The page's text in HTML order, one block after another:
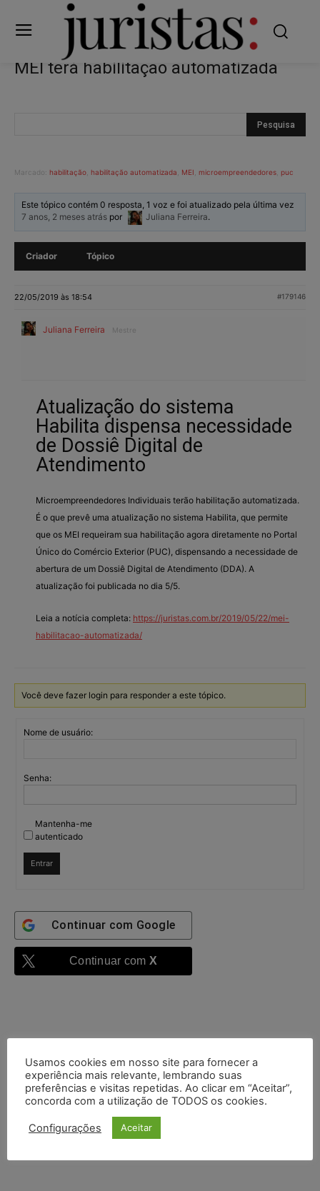
MEI terá habilitação automatizada
Marcado: habilitação habilitação automatizada MEI microempreendedores puc
Este tópico contém 0 resposta, 1 voz e foi atualizado pela última vez
7 anos, 2 meses atrás por Juliana Ferreira.
Criador Tópico
22/05/2019 às 18:54 #179146
Juliana Ferreira Mestre
Atualização do sistema
Habilita dispensa necessidade
de Dossiê Digital de
Atendimento
Microempreendedores Individuais terão habilitação automatizada.
É o que prevê uma atualização no sistema Habilita, que permite
que os MEI requeiram sua habilitação agora diretamente no Portal
Único do Comércio Exterior (PUC), dispensando a necessidade de
abertura de um Dossiê Digital de Atendimento (DDA). A
atualização foi publicada no dia 5/5.
Leia a notícia completa: https://juristas.com.br/2019/05/22/mei-
habilitacao-automatizada/
Você deve fazer login para responder a este tópico.
Nome de usuário:
Senha:
Mantenha-me
autenticado
Entrar
Continuar com Google
Continuar com X
Usamos cookies em nosso site para fornecer a
experiência mais relevante, lembrando suas
preferências e visitas repetidas. Ao clicar em “Aceitar”,
concorda com a utilização de TODOS os cookies.
Configurações Aceitar